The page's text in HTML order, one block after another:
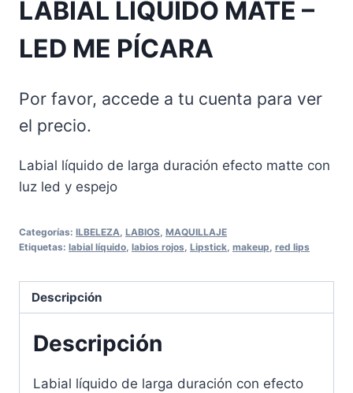
LABIAL LÍQUIDO MATE –
LED ME PÍCARA
Por favor, accede a tu cuenta para ver
el precio.
Labial líquido de larga duración efecto matte con
luz led y espejo
Categorías: ILBELEZA LABIOS MAQUILLAJE
Etiquetas: labial líquido labios rojos Lipstick makeup red lips
Descripción
Descripción
Labial líquido de larga duración con efecto